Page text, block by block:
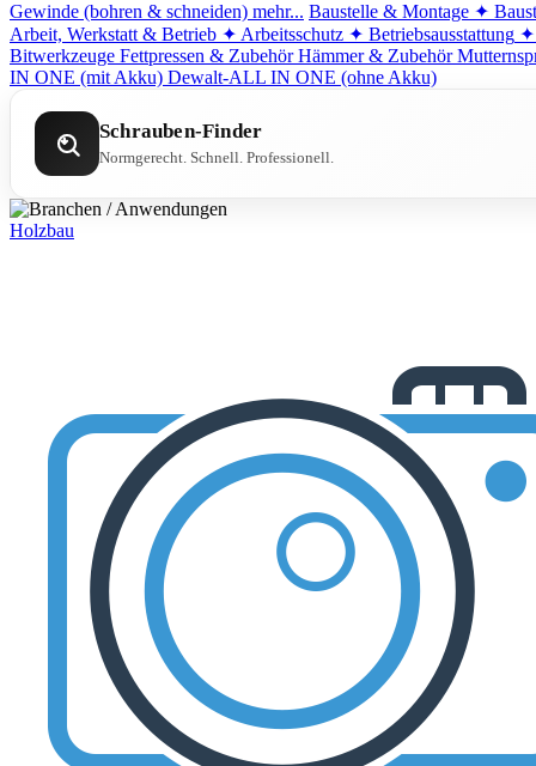
Gewinde (bohren & schneiden) mehr... Baustelle & Montage ✦
Arbeit, Werkstatt & Betrieb ✦ Arbeitsschutz ✦ Betriebsausstattung ✦
Bitwerkzeuge Fettpressen & Zubehör Hämmer & Zubehör
IN ONE (mit Akku) Dewalt-ALL IN ONE (ohne Akku)
Schrauben-Finder
Normgerecht. Schnell. Professionell.
Holzbau